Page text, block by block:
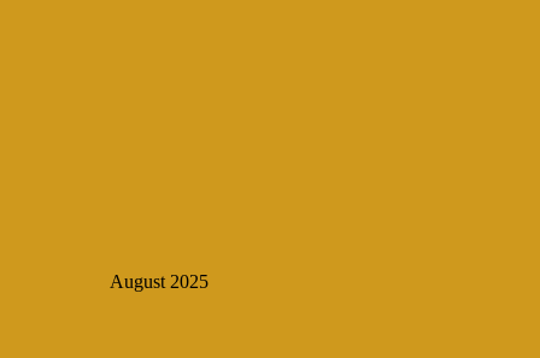
August 2025